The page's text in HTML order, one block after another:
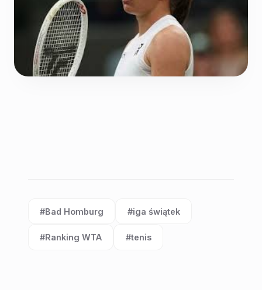
Etiqueta:
#Bad Homburg
Etiqueta:
#iga świątek
Etiqueta:
#Ranking WTA
Etiqueta:
#tenis